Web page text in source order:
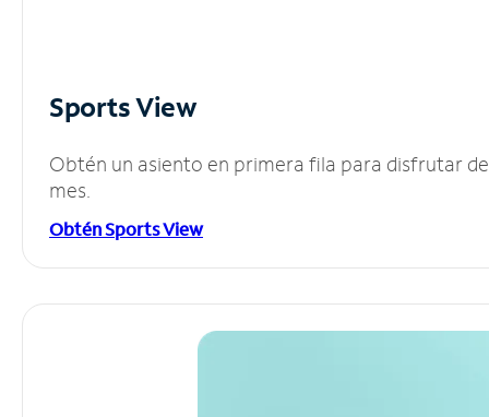
Sports View
Obtén un asiento en primera fila para disfrutar
mes.
Obtén Sports View